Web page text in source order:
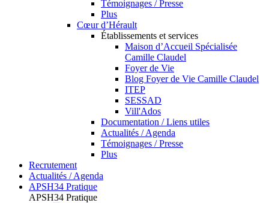
Témoignages / Presse
Plus
Cœur d’Hérault
Établissements et services
Maison d’Accueil Spécialisée
Camille Claudel
Foyer de Vie
Blog Foyer de Vie Camille Claudel
ITEP
SESSAD
Vill'Ados
Documentation / Liens utiles
Actualités / Agenda
Témoignages / Presse
Plus
Recrutement
Actualités / Agenda
APSH34 Pratique
APSH34 Pratique